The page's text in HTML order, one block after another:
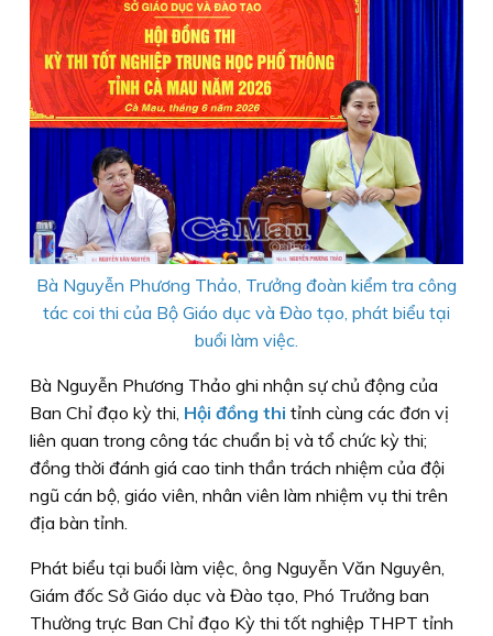
Bà Nguyễn Phương Thảo, Trưởng đoàn kiểm tra công
tác coi thi của Bộ Giáo dục và Đào tạo, phát biểu tại
buổi làm việc.
Bà Nguyễn Phương Thảo ghi nhận sự chủ động của
Ban Chỉ đạo kỳ thi, Hội đồng thi tỉnh cùng các đơn vị
liên quan trong công tác chuẩn bị và tổ chức kỳ thi;
đồng thời đánh giá cao tinh thần trách nhiệm của đội
ngũ cán bộ, giáo viên, nhân viên làm nhiệm vụ thi trên
địa bàn tỉnh.
Phát biểu tại buổi làm việc, ông Nguyễn Văn Nguyên,
Giám đốc Sở Giáo dục và Đào tạo, Phó Trưởng ban
Thường trực Ban Chỉ đạo Kỳ thi tốt nghiệp THPT tỉnh